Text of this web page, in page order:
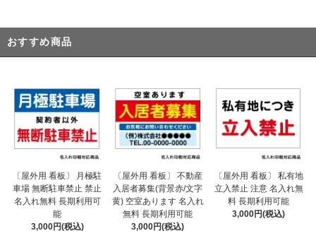
おすすめ商品
〔屋外用 看板〕 月極駐
車場 無断駐車禁止 禁止
名入れ無料 長期利用可
能
3,000円(税込)
〔屋外用 看板〕 不動産
入居者募集(背景赤/文字
黄) 空室あります 名入れ
無料 長期利用可能
3,000円(税込)
〔屋外用 看板〕 私有地
立入禁止 注意 名入れ無
料 長期利用可能
3,000円(税込)